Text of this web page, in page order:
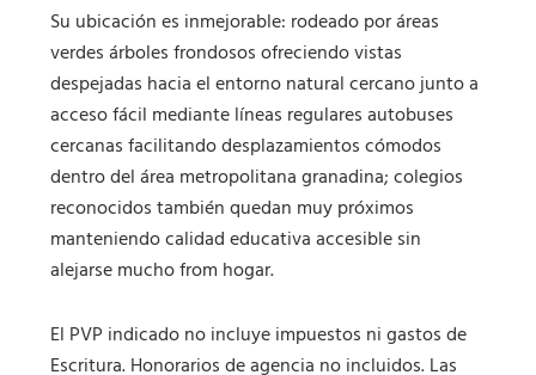
Su ubicación es inmejorable: rodeado por áreas
verdes árboles frondosos ofreciendo vistas
despejadas hacia el entorno natural cercano junto a
acceso fácil mediante líneas regulares autobuses
cercanas facilitando desplazamientos cómodos
dentro del área metropolitana granadina; colegios
reconocidos también quedan muy próximos
manteniendo calidad educativa accesible sin
alejarse mucho from hogar.
El PVP indicado no incluye impuestos ni gastos de
Escritura. Honorarios de agencia no incluidos. Las